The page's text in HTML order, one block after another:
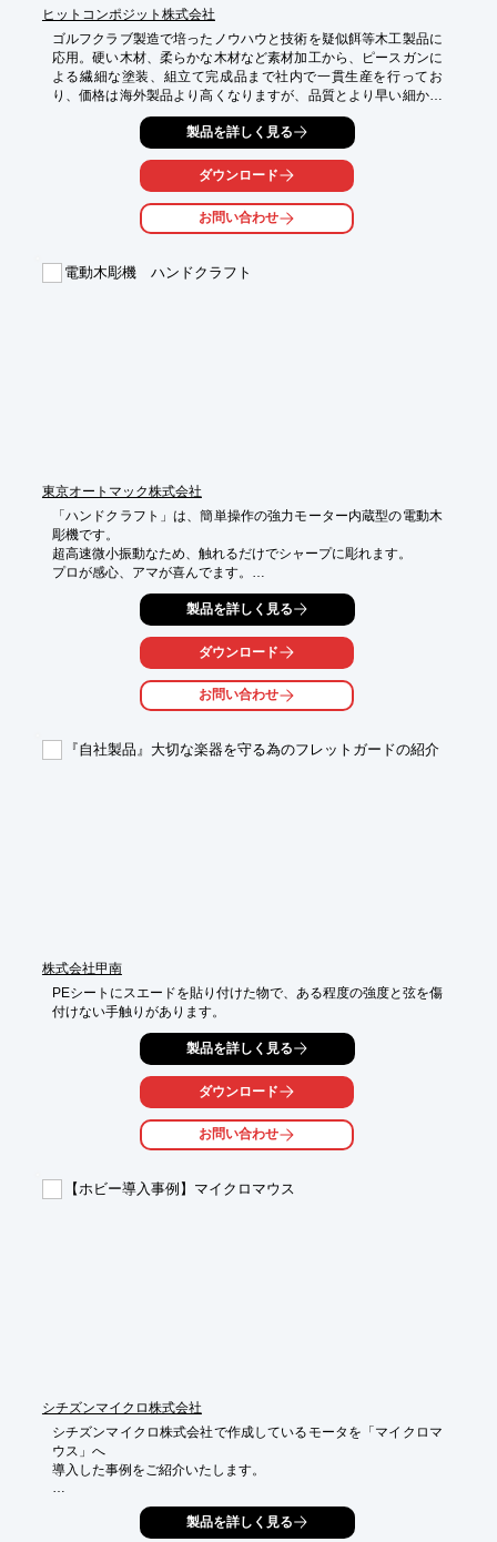
ヒットコンポジット株式会社
ゴルフクラブ製造で培ったノウハウと技術を疑似餌等木工製品に
応用。硬い木材、柔らかな木材など素材加工から、ピースガンに
よる繊細な塗装、組立て完成品まで社内で一貫生産を行ってお
り、価格は海外製品より高くなりますが、品質とより早い細かな
対応が可能です。詳しくはカタログをダウンロード、もしくはお
製品を詳しく見る
ダウンロード
お問い合わせ
電動木彫機 ハンドクラフト
東京オートマック株式会社
「ハンドクラフト」は、簡単操作の強力モーター内蔵型の電動木
彫機です。
超高速微小振動なため、触れるだけでシャープに彫れます。
プロが感心、アマが喜んでます。
堅木だって深彫だってお任せください。
振動タイプのHCT-30A型と振動・回転両用のデラックスタイプ
HCT-30S型をご用意しています。
○実用新案特許の深彫り機構
○丈夫で軽量なアルミダイカストボディ
○コンセントに差込むだけの安全設計
製品を詳しく見る
ダウンロード
お問い合わせ
『自社製品』大切な楽器を守る為のフレットガードの紹介
株式会社甲南
PEシートにスエードを貼り付けた物で、ある程度の強度と弦を傷
付けない手触りがあります。
製品を詳しく見る
ダウンロード
お問い合わせ
【ホビー導入事例】マイクロマウス
シチズンマイクロ株式会社
シチズンマイクロ株式会社で作成しているモータを「マイクロマ
ウス」へ
導入した事例をご紹介いたします。
マイクロマウスは、コンピュータを搭載し、自律制御で迷路を走
製品を詳しく見る